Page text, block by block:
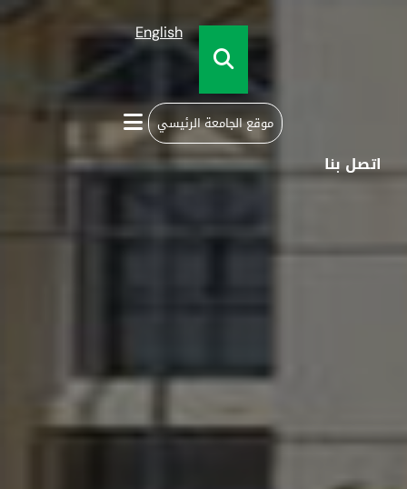
English
موقع الجامعة الرئيسي
اتصل بنا